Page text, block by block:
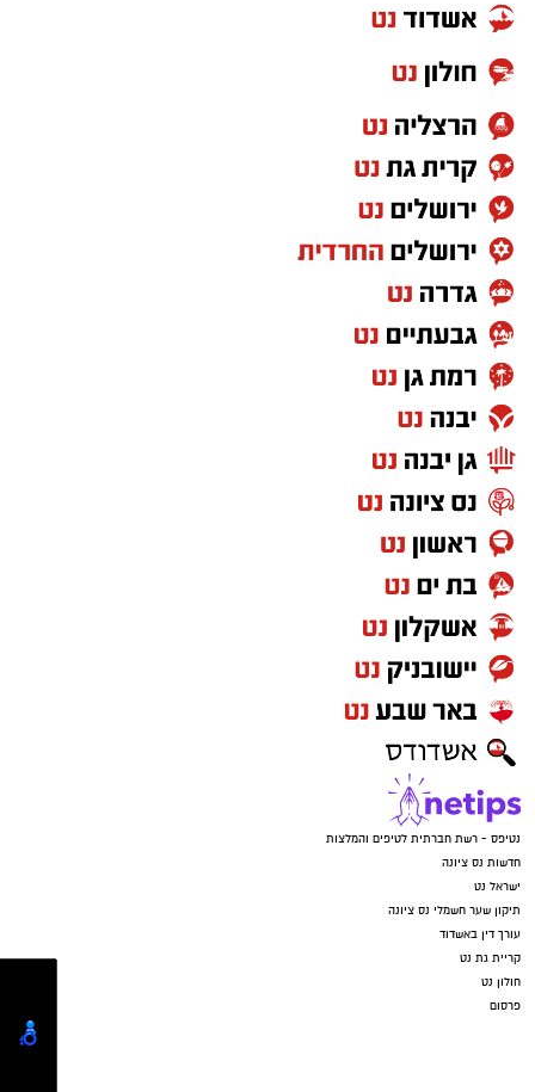
נטיפס - רשת חברתית לטיפים והמלצות
חדשות נס ציונה
ישראל נט
תיקון שער חשמלי נס ציונה
עורך דין באשדוד
קריית גת נט
חולון נט
פרסום